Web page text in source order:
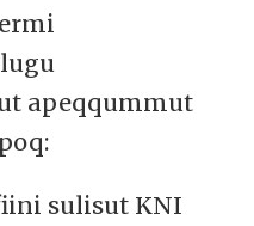
apeqqummut
sulisut KNI